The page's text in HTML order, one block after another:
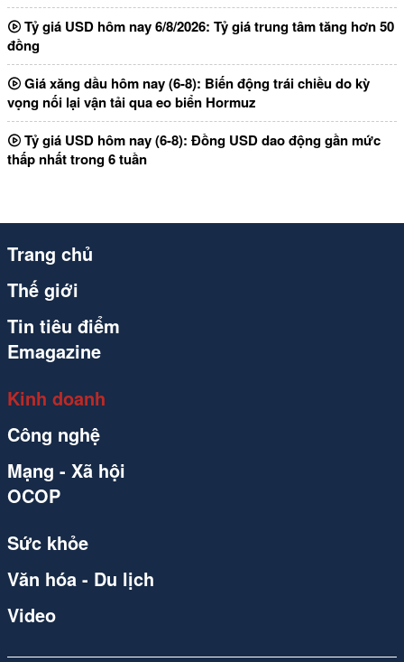
Tỷ giá USD hôm nay 6/8/2026: Tỷ giá trung tâm tăng hơn 50
đồng
Giá xăng dầu hôm nay (6-8): Biến động trái chiều do kỳ
vọng nối lại vận tải qua eo biển Hormuz
Tỷ giá USD hôm nay (6-8): Đồng USD dao động gần mức
thấp nhất trong 6 tuần
Trang chủ
Thế giới
Tin tiêu điểm
Emagazine
Kinh doanh
Công nghệ
Mạng - Xã hội
OCOP
Sức khỏe
Văn hóa - Du lịch
Video